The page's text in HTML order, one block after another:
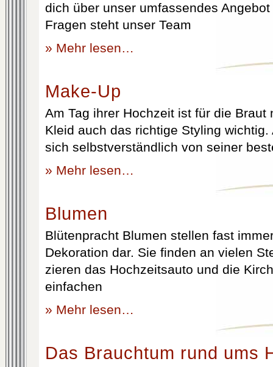
dich über unser umfassendes
Fragen steht unser Team
» Mehr lesen…
Make-Up
Am Tag ihrer Hochzeit ist für die Braut
Kleid auch das richtige Styling
sich selbstverständlich von seiner
» Mehr lesen…
Blumen
Blütenpracht Blumen stellen fast
Dekoration dar. Sie finden an vielen
zieren das Hochzeitsauto und die
einfachen
» Mehr lesen…
Das Brauchtum rund ums